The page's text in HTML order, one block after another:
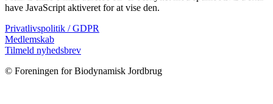
have JavaScript aktiveret for at vise den.
Privatlivspolitik / GDPR
Medlemskab
Tilmeld nyhedsbrev
© Foreningen for Biodynamisk Jordbrug